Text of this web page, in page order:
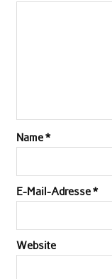
Name*
E-Mail-Adresse*
Website